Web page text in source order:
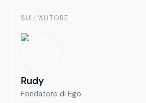
SULL'AUTORE
Rudy
Fondatore di Ego